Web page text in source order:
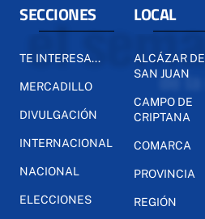
SECCIONES
TE INTERESA...
MERCADILLO
DIVULGACIÓN
INTERNACIONAL
NACIONAL
ELECCIONES
LOCAL
ALCÁZAR DE
SAN JUAN
CAMPO DE
CRIPTANA
COMARCA
PROVINCIA
REGIÓN